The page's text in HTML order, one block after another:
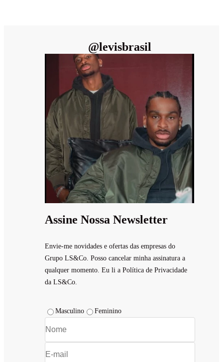
@levisbrasil
Assine Nossa Newsletter
Envie-me novidades e ofertas das empresas do
Grupo LS&Co. Posso cancelar minha assinatura a
qualquer momento. Eu li a Política de Privacidade
da LS&Co.
Masculino Feminino